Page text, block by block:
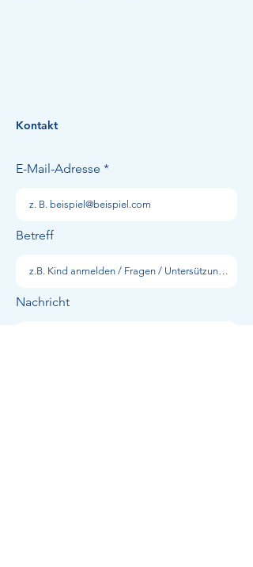
Kontakt
E-Mail-Adresse
Betreff
Nachricht